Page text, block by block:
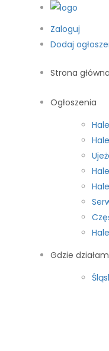
Zaloguj
Dodaj
Strona główna
Ogłoszenia
Gdzie